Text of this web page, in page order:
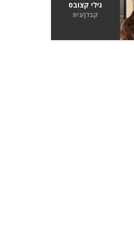
גילי קצובס
קבלן/נית